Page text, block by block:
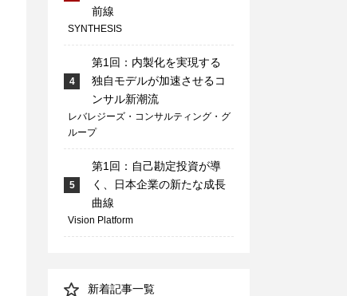
前線
SYNTHESIS
4
第1回：内製化を実現する
独自モデルが加速させるコ
ンサル新潮流
レバレジーズ・コンサルティング・グ
ループ
5
第1回：自己勘定投資が導
く、日本企業の新たな成長
曲線
Vision Platform
新着記事一覧